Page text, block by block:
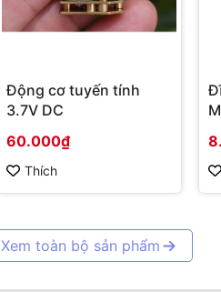
Động cơ tuyến tính
3.7V DC
60.000₫
Thích
Xem toàn bộ sản phẩm